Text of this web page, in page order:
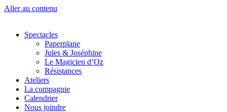
Aller au contenu
Spectacles
Paperplane
Jules & Joséphine
Le Magicien d’Oz
Résistances
Ateliers
La compagnie
Calendrier
Nous joindre